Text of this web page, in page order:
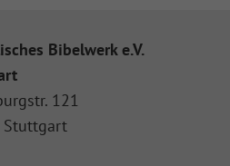
Bibelwerk e.V.
121
Stuttgart